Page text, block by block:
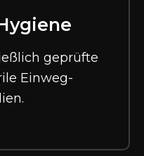
geprüfte
Einweg-